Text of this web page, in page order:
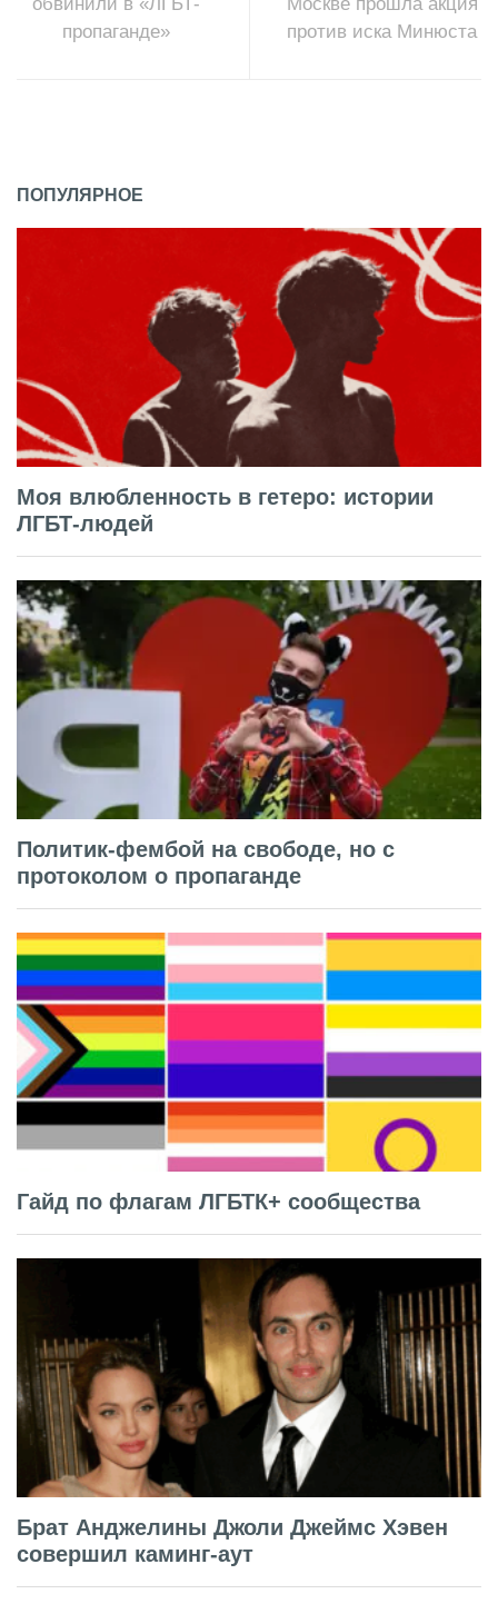
пропаганде»
против иска Минюста
ПОПУЛЯРНОЕ
Моя влюбленность в гетеро: истории
ЛГБТ-людей
Политик-фембой на свободе, но с
протоколом о пропаганде
Гайд по флагам ЛГБТК+ сообщества
Брат Анджелины Джоли Джеймс Хэвен
совершил каминг-аут